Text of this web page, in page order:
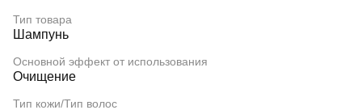
Тип товара
Шампунь
Основной эффект от использования
Очищение
Тип кожи/Тип волос